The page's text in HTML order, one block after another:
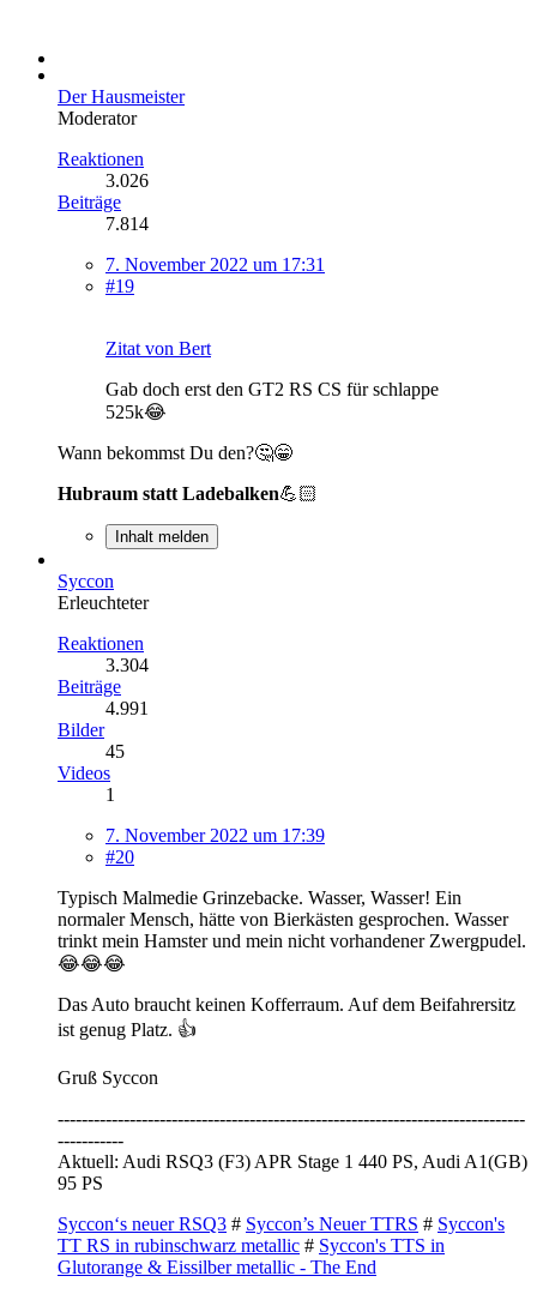
Der Hausmeister
Moderator
Reaktionen
3.026
Beiträge
7.814
7. November 2022 um 17:31
#19
Zitat von Bert
Gab doch erst den GT2 RS CS für schlappe
525k😂
Wann bekommst Du den?🤔😁
Hubraum statt Ladebalken💪🏻
Inhalt melden
Syccon
Erleuchteter
Reaktionen
3.304
Beiträge
4.991
Bilder
45
Videos
1
7. November 2022 um 17:39
#20
Typisch Malmedie Grinzebacke. Wasser, Wasser! Ein
normaler Mensch, hätte von Bierkästen gesprochen. Wasser
trinkt mein Hamster und mein nicht vorhandener Zwergpudel.
😂😂😂
Das Auto braucht keinen Kofferraum. Auf dem Beifahrersitz
ist genug Platz. 👍
Gruß Syccon
------------------------------------------------------------------------------
-----------
Aktuell: Audi RSQ3 (F3) APR Stage 1 440 PS, Audi A1(GB)
95 PS
Syccon‘s neuer RSQ3 # Syccon’s Neuer TTRS # Syccon's
TT RS in rubinschwarz metallic # Syccon's TTS in
Glutorange & Eissilber metallic - The End